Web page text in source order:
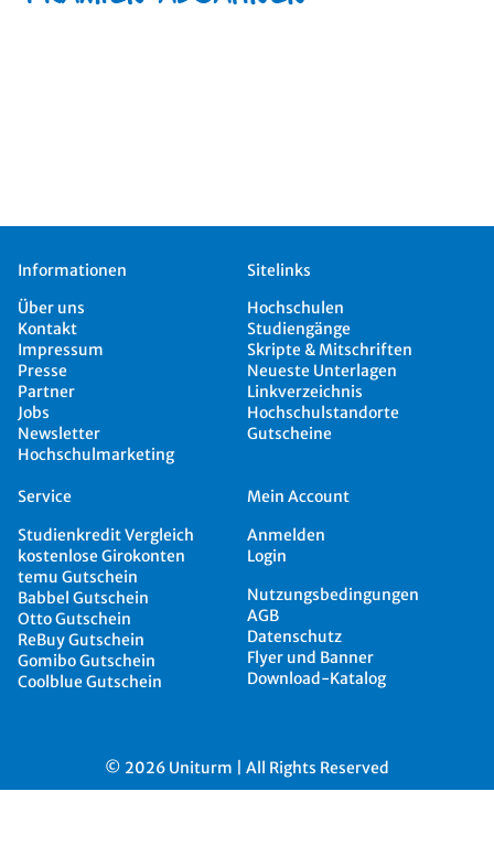
Informationen
Über uns
Kontakt
Impressum
Presse
Partner
Jobs
Newsletter
Hochschulmarketing
Sitelinks
Hochschulen
Studiengänge
Skripte & Mitschriften
Neueste Unterlagen
Linkverzeichnis
Hochschulstandorte
Gutscheine
Service
Studienkredit Vergleich
kostenlose Girokonten
temu Gutschein
Babbel Gutschein
Otto Gutschein
ReBuy Gutschein
Gomibo Gutschein
Coolblue Gutschein
Mein Account
Anmelden
Login
Nutzungsbedingungen
AGB
Datenschutz
Flyer und Banner
Download-Katalog
© 2026 Uniturm | All Rights Reserved